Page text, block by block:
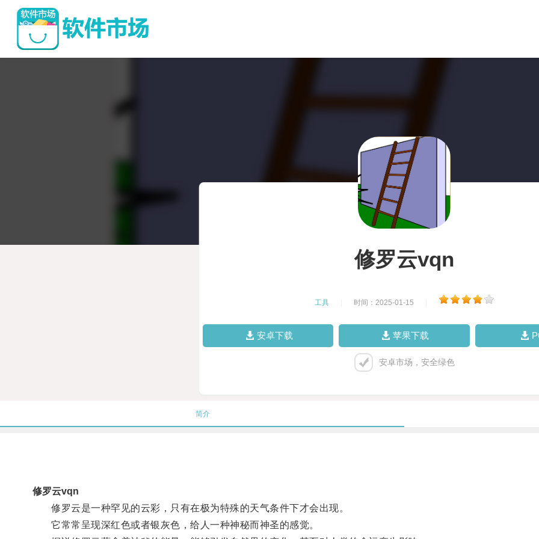
修罗云vqn
工具 时间：2025-01-15
安卓下载 苹果下载
安卓市场，安全绿色
简介
修罗云vqn
修罗云是一种罕见的云彩，只有在极为特殊的天气条件下才会出现。
它常常呈现深红色或者银灰色，给人一种神秘而神圣的感觉。